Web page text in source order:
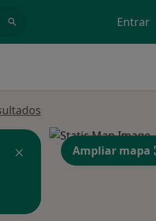
Entrar
Ampliar mapa